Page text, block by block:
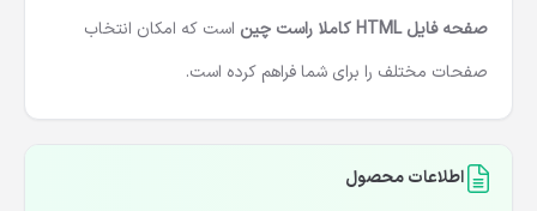
صفحه فایل HTML کاملا راست چین
است که امکان انتخاب
صفحات مختلف را برای شما فراهم کرده است.
اطلاعات محصول